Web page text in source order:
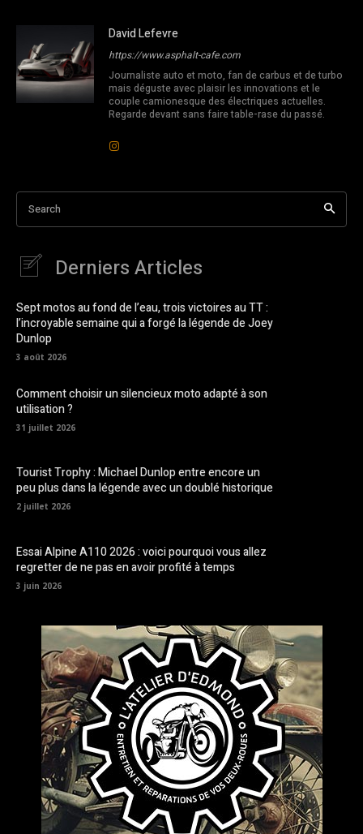
David Lefevre
https://www.asphalt-cafe.com
Journaliste auto et moto, fan de carbus et de turbo
mais déguste avec plaisir les innovations et le
couple camionesque des électriques actuelles.
Regarde devant sans faire table-rase du passé.
Search
Derniers Articles
Sept motos au fond de l’eau, trois victoires au TT :
l’incroyable semaine qui a forgé la légende de Joey
Dunlop
3 août 2026
Comment choisir un silencieux moto adapté à son
utilisation ?
31 juillet 2026
Tourist Trophy : Michael Dunlop entre encore un
peu plus dans la légende avec un doublé historique
2 juillet 2026
Essai Alpine A110 2026 : voici pourquoi vous allez
regretter de ne pas en avoir profité à temps
3 juin 2026